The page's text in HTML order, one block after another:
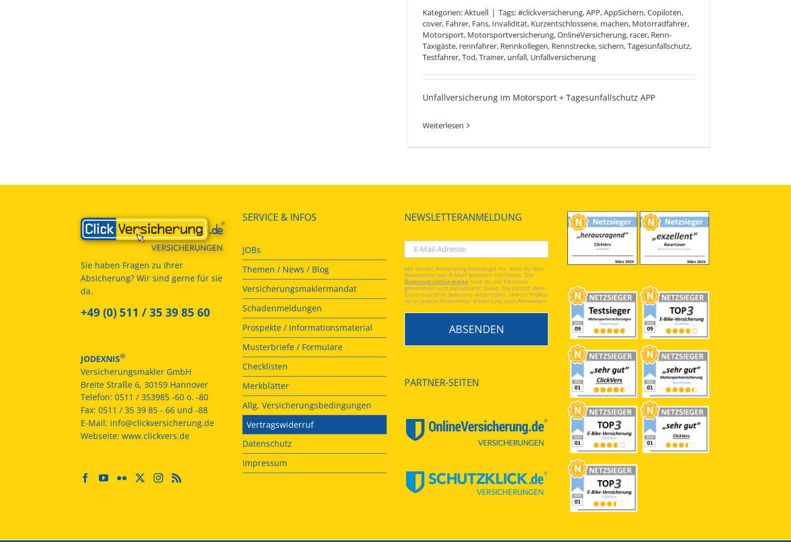
Unfallversicherung im Motorsport
Kategorien:Aktuell | Tags:#clickversicherung,APP,AppSichern,Copiloten,
cover, Fahrer, Fans, Invalidität, Kurzentschlossene, machen, Motorradfahrer,
Motorsport, Motorsportversicherung,OnlineVersicherung, racer, Renn-
Taxigäste, rennfahrer, Rennkollegen, Rennstrecke,sichern,Tagesunfallschutz,
Testfahrer,Tod,Trainer, unfall, Unfallversicherung
Unfallversicherung im Motorsport + Tagesunfallschutz APP
Weiterlesen
Sie haben Fragen zu Ihrer
Absicherung? Wir sind gerne für sie
da.
+49 (0) 511 / 35 39 85 60
JODEXNIS®
Versicherungsmakler GmbH
Breite Straße 6, 30159 Hannover
Telefon: 0511 / 353985 -60 o. -80
Fax: 0511 / 35 39 85 - 66 und -88
E-Mail: info@clickversicherung.de
Webseite: www.clickvers.de
SERVICE & INFOS
JOBs
Themen / News / Blog
Versicherungsmaklermandat
Schadenmeldungen
Prospekte / Informationsmaterial
Musterbriefe / Formulare
Checklisten
Merkblätter
Allg. Versicherungsbedingungen
Vertragswiderruf
Datenschutz
Impressum
NEWSLETTERANMELDUNG
Mit deiner Anmeldung bestätigst du, dass du den
Newsletter per E-Mail erhalten möchtest. Die
Datenschutzhinweise hast du zur Kenntnis
genommen und akzeptierst diese. Du kannst dein
Einverständnis jederzeit widerrufen. Hierzu findest
du in jedem Newsletter einen Link zum Abmelden.
PARTNER-SEITEN